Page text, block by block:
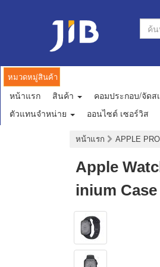
หมวดหมู่สินค้า
หน้าแรก สินค้า คอมประกอบ/จัดส
ตัวแทนจำหน่าย
ออนไซต์ เซอร์วิส
หน้าแรก APPLE
Apple
inium